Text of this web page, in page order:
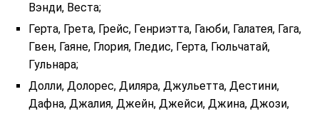
Вэнди, Веста;
Герта, Грета, Грейс, Генриэтта, Гаюби, Галатея, Гага,
Гвен, Гаяне, Глория, Гледис, Герта, Гюльчатай,
Гульнара;
Долли, Долорес, Диляра, Джульетта, Дестини,
Дафна, Джалия, Джейн, Джейси, Джина, Джози,